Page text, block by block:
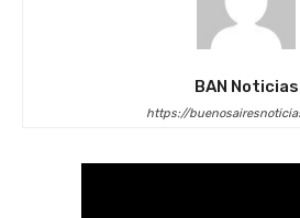
BAN Noticias
https://